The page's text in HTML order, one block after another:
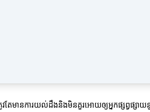
វតែមានការយល់ដឹងនិងមិនគួរអោយឲ្យអ្នកផ្សព្វផ្សា